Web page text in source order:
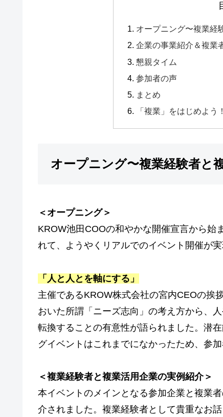
オープニング〜複業経
企業の事業紹介＆複業
懇親タイム
参加者の声
まとめ
「複業」をはじめよう！
オープニング〜複業経験者と
＜オープニング＞
KROW池田COOの和やかな開催宣言から始
れて、ようやくリアルでのイベント開催が実
「人と人とを軸にする」
主催であるKROW株式会社の宮内CEOの挨
おいた所謂「ニーズ志向」の考え方から、
転換することの有意性が語られました。潜
グイベントはこれまでになかったため、参
＜複業経験者と複業活用企業の実例紹介＞
本イベントのメインとなる参加企業と複業
介されました。複業経験者として貴重なお